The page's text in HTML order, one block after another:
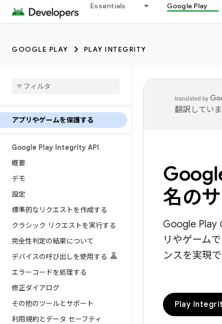
Essentials Google Play
GOOGLE PLAY PLAY INTEGRITY
アプリやゲームを保護する
Google Play Integrity API
概要
デモ
設定
標準的なリクエストを作成する
クラシック リクエストを実行する
完全性判定の結果について
デバイスの呼び出しを使用する
エラーコードを処理する
修正ダイアログ
その他のツールとサポート
利用規約とデータ セーフティ
翻訳してい
名のサ
Google Play
リやゲーム
ンスを実現で
Play